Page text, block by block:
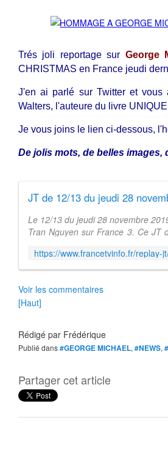
Trés joli reportage sur George
CHRISTMAS en France jeudi
J'en ai parlé sur Twitter et
Walters, l'auteure du livre
Je vous joins le lien ci-dessous,
De jolis mots, de belles images,
JT de 12/13 du jeudi 28
Le 12/13 du jeudi 28 novembre
Tran Nguyen sur France 3. Ce JT
Voir les commentaires
[Haut]
Rédigé par Frédérique
Publié dans#GEORGE MICHAEL, #NEWS,
Partager cet article